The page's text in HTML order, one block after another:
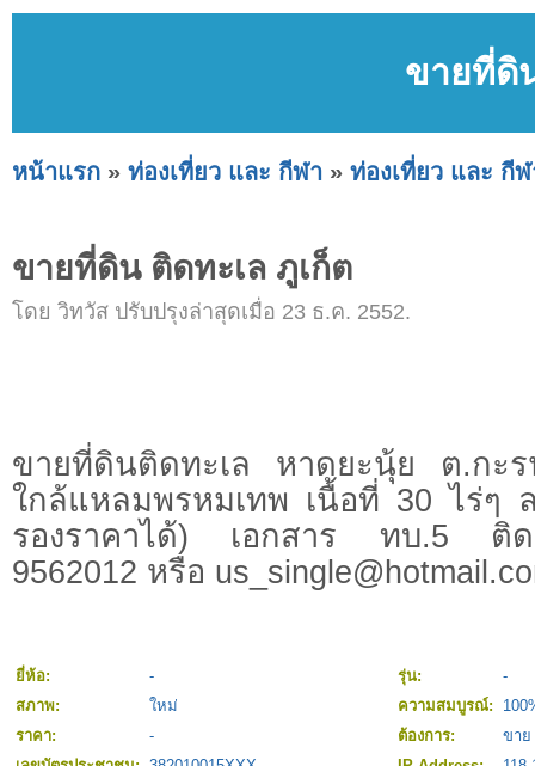
ขายที่ดิ
หน้าแรก » ท่องเที่ยว และ กีฬา » ท่องเที่ยว และ กี
ขายที่ดิน ติดทะเล ภูเก็ต
โดย วิทวัส ปรับปรุงล่าสุดเมื่อ 23 ธ.ค. 2552.
ขายที่ดินติดทะเล หาดยะนุ้ย ต.กะ
ใกล้แหลมพรหมเทพ เนื้อที่ 30 ไร่ๆ
รองราคาได้) เอกสาร ทบ.5 ติ
9562012 หรือ
ยี่ห้อ: - รุ่น:
-
สภาพ:
ใหม่ ความสมบูรณ์:
ราคา:
- ต้องการ:
ขาย